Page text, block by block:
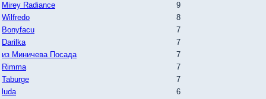
Mirey Radiance
9
Wilfredo
8
Bonyfacu
7
Darilka
7
из Миничева Посада
7
Rimma
7
Taburge
7
luda
6